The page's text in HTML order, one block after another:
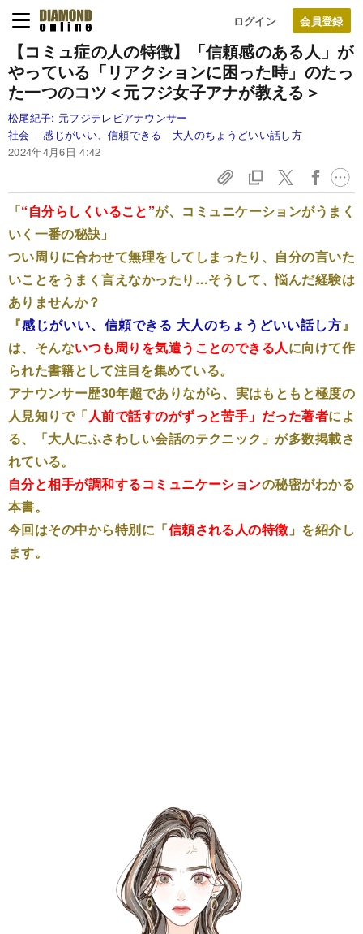
ログイン
【コミュ症の人の特徴】「信頼感のある人」が
やっている「リアクションに困った時」のたっ
た一つのコツ＜元フジ女子アナが教える＞
松尾紀子: 元フジテレビアナウンサー
社会
感じがいい、信頼できる 大人のちょうどいい話し方
2024年4月6日 4:42
「“自分らしくいること”が、コミュニケーションがうまく
いく一番の秘訣」
つい周りに合わせて無理をしてしまったり、自分の言いた
いことをうまく言えなかったり…そうして、悩んだ経験は
ありませんか？
『感じがいい、信頼できる 大人のちょうどいい話し方』
は、そんないつも周りを気遣うことのできる人に向けて作
られた書籍として注目を集めている。
アナウンサー歴30年超でありながら、実はもともと極度の
人見知りで「人前で話すのがずっと苦手」だった著者によ
る、「大人にふさわしい会話のテクニック」が多数掲載さ
れている。
自分と相手が調和するコミュニケーションの秘密がわかる
本書。
今回はその中から特別に「信頼される人の特徴 」を紹介し
ます。